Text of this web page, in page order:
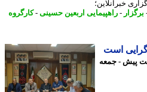
خبرآنلاین؛
- راهپیمایی اربعین حسینی-کارگروه
است
- جمعه